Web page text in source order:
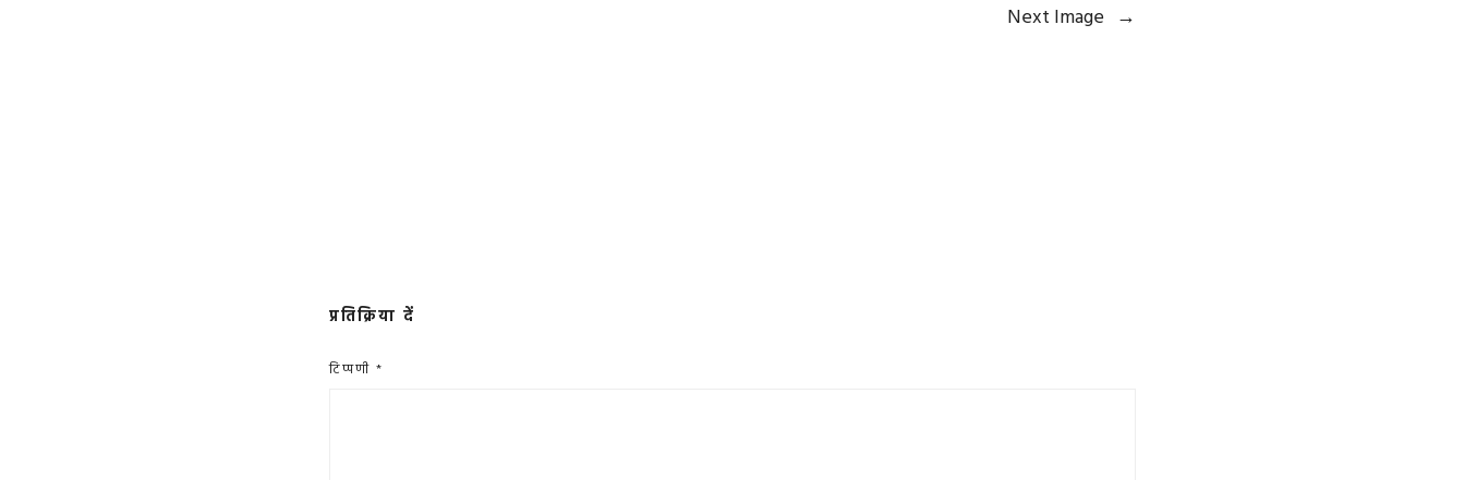
Next Image →
प्रतिक्रिया दें
टिप्पणी *